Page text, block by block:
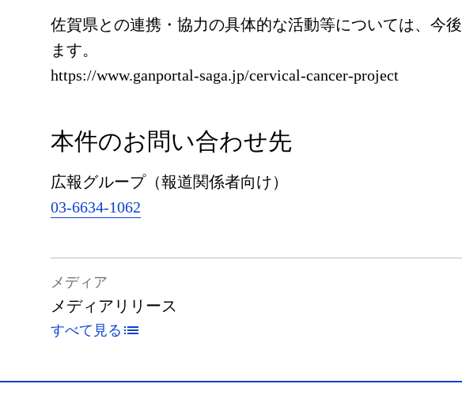
佐賀県との連携・協力の具体的な活動等については、今
ます。
https://www.ganportal-saga.jp/cervical-cancer-project
本件のお問い合わせ先
広報グループ（報道関係者向け）
03-6634-1062
メディア
メディアリリース
すべて見る